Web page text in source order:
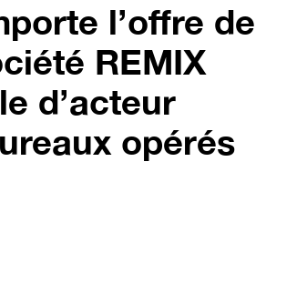
l’offre de
REMIX
d’acteur
opérés